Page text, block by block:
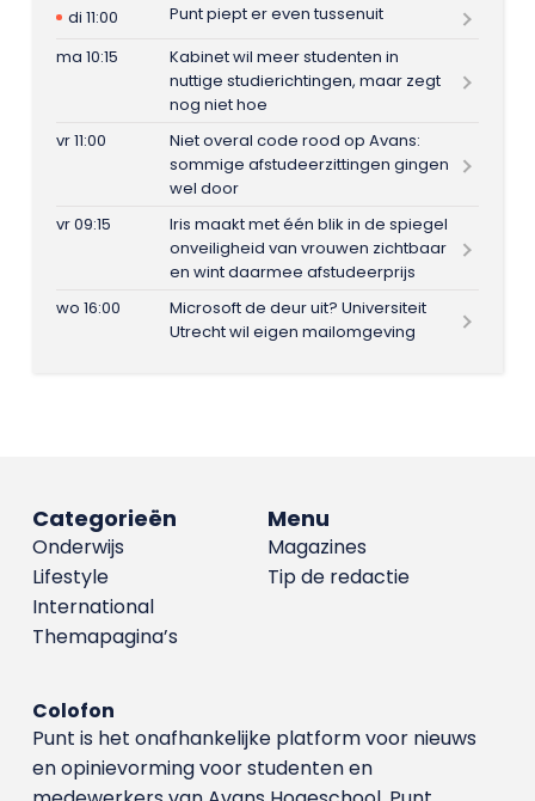
di 11:00
Punt piept er even tussenuit
ma 10:15
Kabinet wil meer studenten in
nuttige studierichtingen, maar zegt
nog niet hoe
vr 11:00
Niet overal code rood op Avans:
sommige afstudeerzittingen gingen
wel door
vr 09:15
Iris maakt met één blik in de spiegel
onveiligheid van vrouwen zichtbaar
en wint daarmee afstudeerprijs
wo 16:00
Microsoft de deur uit? Universiteit
Utrecht wil eigen mailomgeving
Menu
Magazines
Tip de redactie
Categorieën
Onderwijs
Lifestyle
International
Themapagina’s
Colofon
Punt is het onafhankelijke platform voor nieuws
en opinievorming voor studenten en